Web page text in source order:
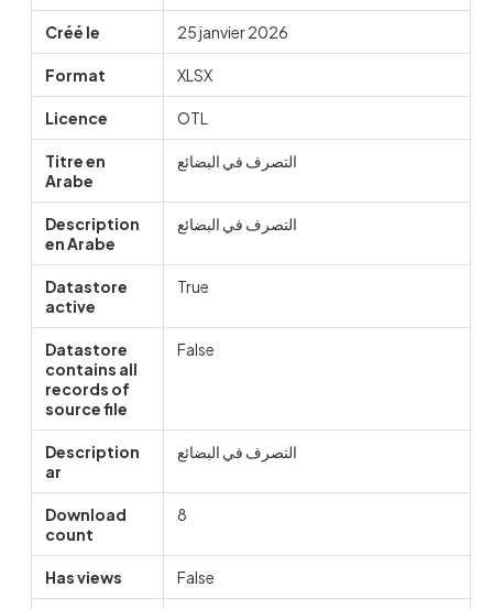
Créé le 25 janvier 2026
Format XLSX
Licence OTL
Titre en
Arabe
التصرف في البضائع
Description
en Arabe
التصرف في البضائع
Datastore
active
True
Datastore
contains all
records of
source file
False
Description
ar
التصرف في البضائع
Download
count
8
Has views False